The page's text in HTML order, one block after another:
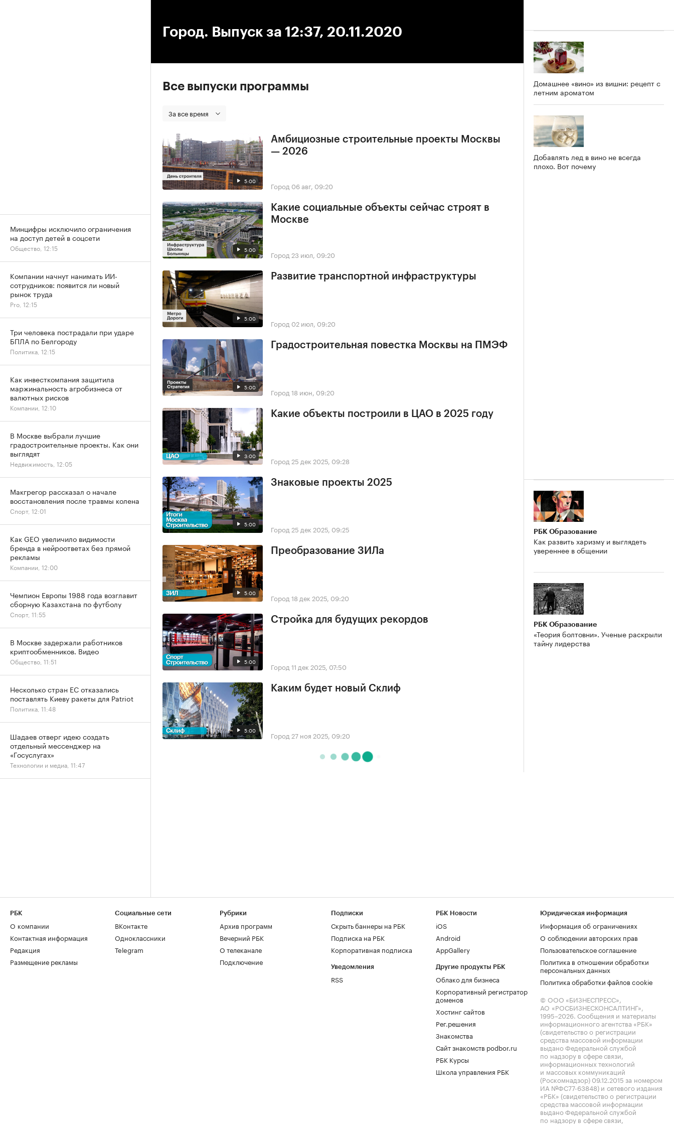
Город. Выпуск за 12:37, 20.11.2020
Все выпуски программы
За все время
5:00
Амбициозные строительные проекты Москвы
— 2026
Город 06 авг, 09:20
5:00
Какие социальные объекты сейчас строят в
Москве
Город 23 июл, 09:20
5:00
Развитие транспортной инфраструктуры
Город 02 июл, 09:20
5:00
Градостроительная повестка Москвы на ПМЭФ
Город 18 июн, 09:20
3:00
Какие объекты построили в ЦАО в 2025 году
Город 25 дек 2025, 09:28
5:00
Знаковые проекты 2025
Город 25 дек 2025, 09:25
5:00
Преобразование ЗИЛа
Город 18 дек 2025, 09:20
5:00
Стройка для будущих рекордов
Город 11 дек 2025, 07:50
5:00
Каким будет новый Склиф
Город 27 ноя 2025, 09:20
Домашнее «вино» из вишни: рецепт с
летним ароматом
Добавлять лед в вино не всегда
плохо. Вот почему
РБК Образование
Как развить харизму и выглядеть
увереннее в общении
РБК Образование
«Теория болтовни». Ученые раскрыли
тайну лидерства
Минцифры исключило ограничения
на доступ детей в соцсети
Общество, 12:15
Компании начнут нанимать ИИ-
сотрудников: появится ли новый
рынок труда
Pro, 12:15
Три человека пострадали при ударе
БПЛА по Белгороду
Политика, 12:15
Как инвесткомпания защитила
маржинальность агробизнеса от
валютных рисков
Компании, 12:10
В Москве выбрали лучшие
градостроительные проекты. Как они
выглядят
Недвижимость, 12:05
Макгрегор рассказал о начале
восстановления после травмы колена
Спорт, 12:01
Как GEO увеличило видимости
бренда в нейроответах без прямой
рекламы
Компании, 12:00
Чемпион Европы 1988 года возглавит
сборную Казахстана по футболу
Спорт, 11:55
В Москве задержали работников
криптообменников. Видео
Общество, 11:51
Несколько стран ЕС отказались
поставлять Киеву ракеты для Patriot
Политика, 11:48
Шадаев отверг идею создать
отдельный мессенджер на
«Госуслугах»
Технологии и медиа, 11:47
РБК
О компании
Контактная информация
Редакция
Размещение рекламы
Социальные сети
ВКонтакте
Одноклассники
Telegram
Рубрики
Архив программ
Вечерний РБК
О телеканале
Подключение
Подписки
Скрыть баннеры на РБК
Подписка на РБК
Корпоративная подписка
Уведомления
RSS
РБК Новости
iOS
Android
AppGallery
Другие продукты РБК
Облако для бизнеса
Корпоративный регистратор
доменов
Хостинг сайтов
Рег.решения
Знакомства
Сайт знакомств podbor.ru
РБК Курсы
Школа управления РБК
Юридическая информация
Информация об ограничениях
О соблюдении авторских прав
Пользовательское соглашение
Политика в отношении обработки
персональных данных
Политика обработки файлов cookie
© ООО «БИЗНЕСПРЕСС»,
АО «РОСБИЗНЕСКОНСАЛТИНГ»,
1995–2026. Сообщения и материалы
информационного агентства «РБК»
(свидетельство о регистрации
средства массовой информации
выдано Федеральной службой
по надзору в сфере связи,
информационных технологий
и массовых коммуникаций
(Роскомнадзор) 09.12.2015 за номером
ИА №ФС77-63848) и сетевого издания
«РБК» (свидетельство о регистрации
средства массовой информации
выдано Федеральной службой
по надзору в сфере связи,